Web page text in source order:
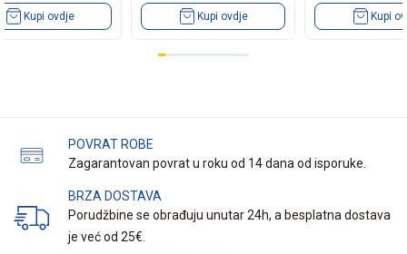
Kupi ovdje Kupi ovdje Kupi
POVRAT ROBE
Zagarantovan povrat u roku od 14 dana od isporuke.
BRZA DOSTAVA
Porudžbine se obrađuju unutar 24h, a besplatna dostava
je već od 25€.